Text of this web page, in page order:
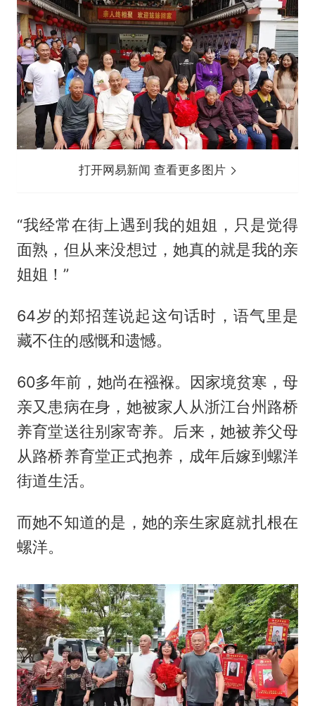
打开网易新闻 查看更多图片
“我经常在街上遇到我的姐姐，只是觉得
面熟，但从来没想过，她真的就是我的亲
姐姐！”
64岁的郑招莲说起这句话时，语气里是
藏不住的感慨和遗憾。
60多年前，她尚在襁褓。因家境贫寒，母
亲又患病在身，她被家人从浙江台州路桥
养育堂送往别家寄养。后来，她被养父母
从路桥养育堂正式抱养，成年后嫁到螺洋
街道生活。
而她不知道的是，她的亲生家庭就扎根在
螺洋。